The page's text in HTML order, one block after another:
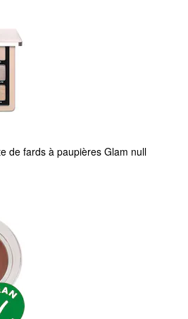
de fards à paupières Glam null